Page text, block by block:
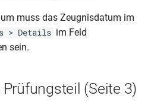
–
2.
muss das Zeugnisdatum im
> Details im Feld
sein.
(Seite 3)